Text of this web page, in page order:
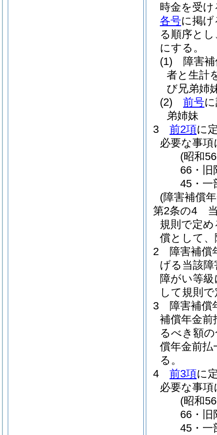
時金を受
各号に掲
る順序と
にする。
(1)
障害
者と生計
び兄弟姉
(2)
前号
弟姉妹
3
前2項に
必要な事
(昭和
66・旧
45・一
(障害補償
第2条の4
規則で定
償として
2
障害補償
げる当該
障がい等
して規則
3
障害補償
補償年金前
るべき額
償年金前
る。
4
前3項に
必要な事
(昭和
66・旧
45・一